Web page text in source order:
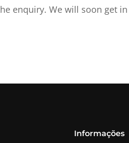
enquiry. We will soon get
Informações